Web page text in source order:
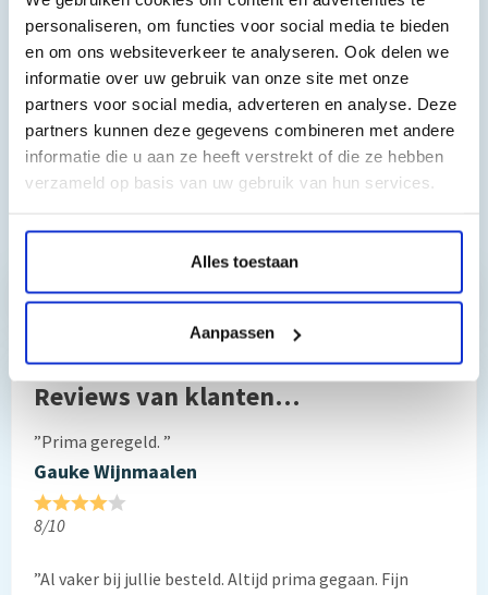
personaliseren, om functies voor social media te bieden
en om ons websiteverkeer te analyseren. Ook delen we
informatie over uw gebruik van onze site met onze
partners voor social media, adverteren en analyse. Deze
partners kunnen deze gegevens combineren met andere
informatie die u aan ze heeft verstrekt of die ze hebben
verzameld op basis van uw gebruik van hun services.
Alles toestaan
Aanpassen
Toch nog een vraag?
Hebt u vragen bij het artikel?
Reviews van klanten…
”Prima geregeld. ”
Gauke Wijnmaalen
8/10
”Al vaker bij jullie besteld. Altijd prima gegaan. Fijn